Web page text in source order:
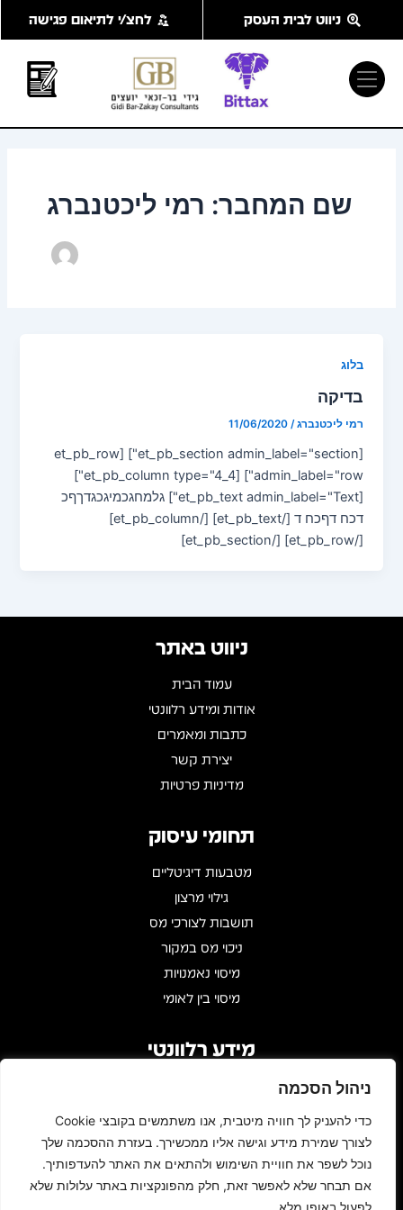
ניהול הסכמה
כדי להעניק לך חוויה מיטבית, אנו משתמשים בקובצי Cookie
לצורך שמירת מידע וגישה אליו ממכשירך. בעזרת ההסכמה שלך
נוכל לשפר את חוויית השימוש ולהתאים את האתר להעדפותיך.
אם תבחר שלא לאפשר זאת, חלק מהפונקציות באתר עלולות שלא
לפעול באופן מלא.
ניווט לבית העסק לחצ/י לתיאום פגישה
שם המחבר: רמי ליכטנברג
בלוג
בדיקה
רמי ליכטנברג/
11/06/2020
[et_pb_section admin_label="section"] [et_pb_row
admin_label="row"] [et_pb_column type="4_4"]
[et_pb_text admin_label="Text"] גלמחגכמיגכגדךףכ
דכח דףכח ד [/et_pb_text] [/et_pb_column]
[/et_pb_row] [/et_pb_section]
ניווט באתר
עמוד הבית
אודות ומידע רלוונטי
כתבות ומאמרים
יצירת קשר
מדיניות פרטיות
תחומי עיסוק
מטבעות דיגיטליים
גילוי מרצון
תושבות לצורכי מס
ניכוי מס במקור
מיסוי נאמנויות
מיסוי בין לאומי
מידע רלוונטי
שעות פעילות : 09:00 - 17:00
Gidi@bar-zakay.co.il
03-6960010
F